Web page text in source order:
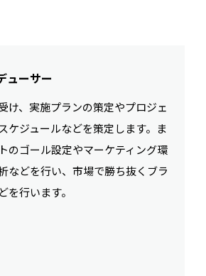
ューサー
け、実施プランの策定やプロジェ
ケジュールなどを策定します。ま
のゴール設定やマーケティング環
などを行い、市場で勝ち抜くブラ
を行います。